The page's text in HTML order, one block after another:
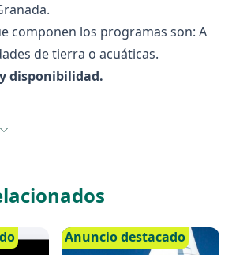
componen los programas son: A
de tierra o acuáticas.
disponibilidad.
Anuncio destacado